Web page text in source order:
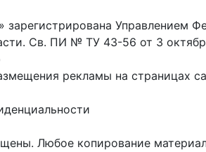
зарегистрирована
Св. ПИ № ТУ 43-56 от 3
рекламы на страницах
Любое копирование